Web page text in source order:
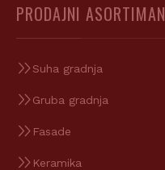
PRODAJNI ASORTIMAN
Suha gradnja
Gruba gradnja
Fasade
Keramika